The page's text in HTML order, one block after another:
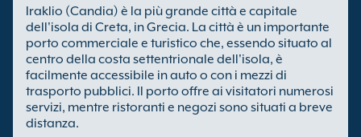
Iraklio (Candia) è la più grande città e capitale
dell'isola di Creta, in Grecia. La città è un importante
porto commerciale e turistico che, essendo situato al
centro della costa settentrionale dell'isola, è
facilmente accessibile in auto o con i mezzi di
trasporto pubblici. Il porto offre ai visitatori numerosi
servizi, mentre ristoranti e negozi sono situati a breve
distanza.